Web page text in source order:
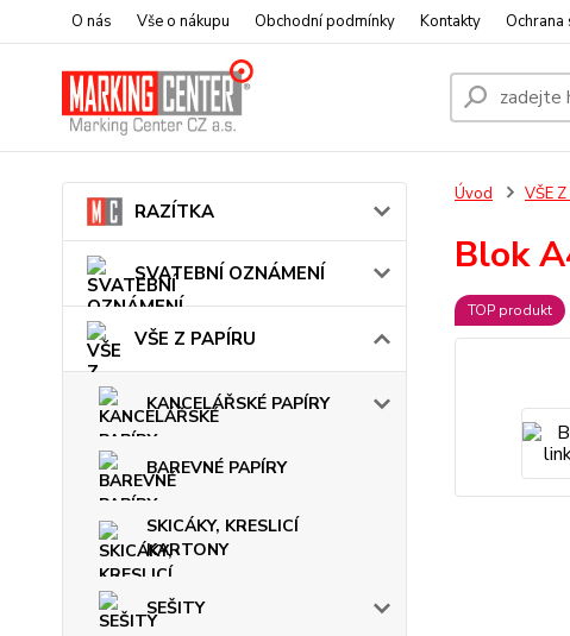
O nás Vše o nákupu Obchodní podmínky Kontakty
RAZÍTKA
SVATEBNÍ OZNÁMENÍ
VŠE Z PAPÍRU
KANCELÁŘSKÉ PAPÍRY
BAREVNÉ PAPÍRY
SKICÁKY, KRESLICÍ
KARTONY
SEŠITY
Úvod VŠE Z
Blok
TOP produkt